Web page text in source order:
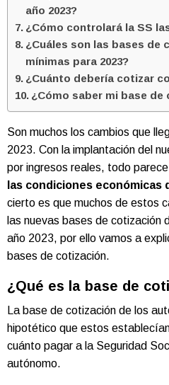
año 2023?
¿Cómo controlará la SS
¿Cuáles son las bases de
mínimas para 2023?
¿Cuánto debería cotizar
¿Cómo saber mi base de
Son muchos los cambios que
2023. Con la implantación del
por ingresos reales, todo parece
las condiciones económicas
cierto es que muchos de estos
las nuevas bases de cotización
año 2023, por ello vamos a
bases de cotización.
¿Qué es la base de
La base de cotización de los
hipotético que estos
cuánto pagar a la Seguridad
autónomo.